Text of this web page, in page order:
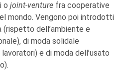
o joint-venture fra cooperative
mondo. Vengono poi introdotti
dell’ambiente e
di moda solidale
e di moda dell’usato